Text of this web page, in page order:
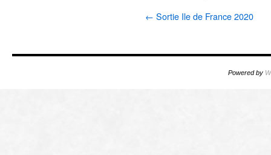
← Sortie Ile de France 2020
Powered by